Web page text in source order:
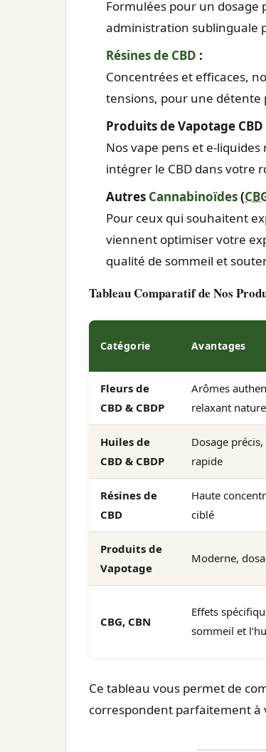
Formulées pour un dosage
administration sublinguale
Résines de CBD :
Concentrées et efficaces,
tensions, pour une détente
Produits de Vapotage CBD
Nos vape pens et e-
intégrer le CBD dans votre
Autres Cannabinoïdes(
Pour ceux qui souhaitent
viennent optimiser votre
qualité de sommeil et
Tableau Comparatif de Nos
Catégorie Avantages
Fleurs de
CBD & CBDP
Arômes
relaxant
Huiles de
CBD & CBDP
Dosage
rapide
Résines de
CBD
Haute
ciblé
Produits de
Vapotage
Moderne,
CBG, CBN
Effets
sommeil et
Ce tableau vous permet de
correspondent parfaitement à